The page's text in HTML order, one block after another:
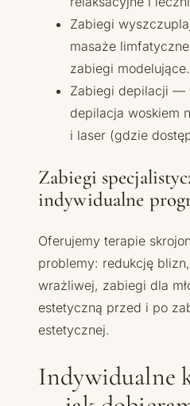
Zabiegi
masaże
zabiegi modelujące.
Zabiegi depilacji —
depilacja woskiem
i laser (gdzie
Zabiegi
indywidualne
Oferujemy terapie
problemy: redukcję
wrażliwej, zabiegi dla
estetyczną przed i po
estetycznej.
Indywidualne